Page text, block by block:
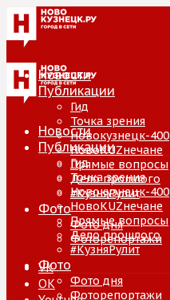
Новости
Публикации
Гид
Точка зрения
Новокузнецк-400
НовоKUZнечане
Прямые вопросы
Дело прошлого
#КузняРулит
Фото
Фото дня
Фоторепортажи
VK
ОК
Новости
Публикации
Гид
Точка зрения
Новокузнецк-400
НовоKUZнечане
Прямые вопросы
Дело прошлого
#КузняРулит
Фото
Фото дня
Фоторепортажи